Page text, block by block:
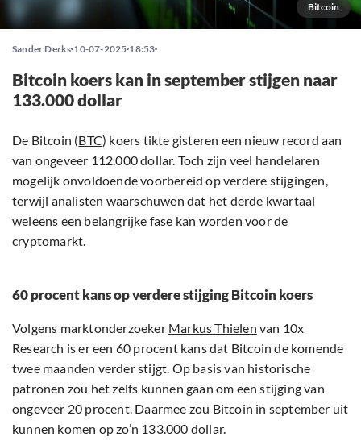
Bitcoin
Sander Derks 10-07-2025 18:53
Bitcoin koers kan in september stijgen naar
133.000 dollar
De Bitcoin (BTC) koers tikte gisteren een nieuw record aan
van ongeveer 112.000 dollar. Toch zijn veel handelaren
mogelijk onvoldoende voorbereid op verdere stijgingen,
terwijl analisten waarschuwen dat het derde kwartaal
weleens een belangrijke fase kan worden voor de
cryptomarkt.
60 procent kans op verdere stijging Bitcoin koers
Volgens marktonderzoeker Markus Thielen van 10x
Research is er een 60 procent kans dat Bitcoin de komende
twee maanden verder stijgt. Op basis van historische
patronen zou het zelfs kunnen gaan om een stijging van
ongeveer 20 procent. Daarmee zou Bitcoin in september uit
kunnen komen op zo’n 133.000 dollar.